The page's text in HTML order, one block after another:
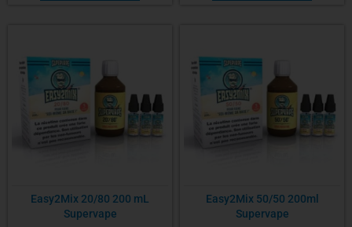
Easy2Mix 20/80 200 mL
Supervape
Easy2Mix 50/50 200ml
Supervape